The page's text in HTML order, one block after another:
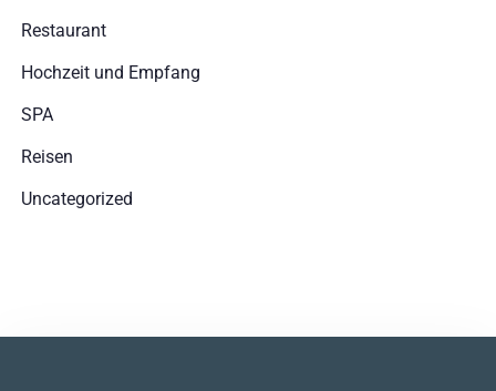
Restaurant
Hochzeit und Empfang
SPA
Reisen
Uncategorized